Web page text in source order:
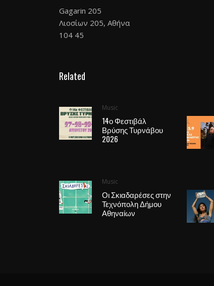
Gagarin 205
Λιοσίων 205, Αθήνα
104 45
Related
Music
14ο Φεστιβάλ
Βρύσης Τυρνάβου
2026
Music
Οι Σκιαδαρέσες στην
Τεχνόπολη Δήμου
Αθηναίων